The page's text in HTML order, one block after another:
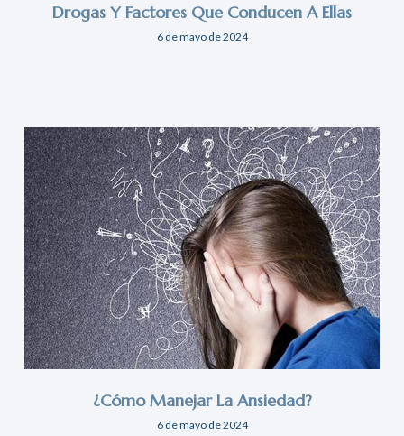
Drogas Y Factores Que Conducen A Ellas
6 de mayo de 2024
¿Cómo Manejar La Ansiedad?
6 de mayo de 2024